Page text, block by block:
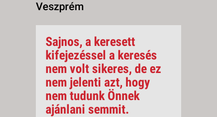
Veszprém
Sajnos, a keresett
kifejezéssel a keresés
nem volt sikeres, de ez
nem jelenti azt, hogy
nem tudunk Önnek
ajánlani semmit.